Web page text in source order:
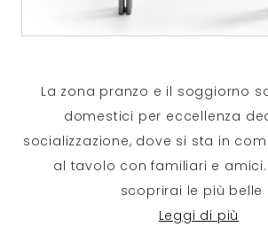
La zona pranzo e il soggiorno
domestici per eccellenza
socializzazione, dove si sta in
al tavolo con familiari e
scoprirai le più belle
Leggi di più